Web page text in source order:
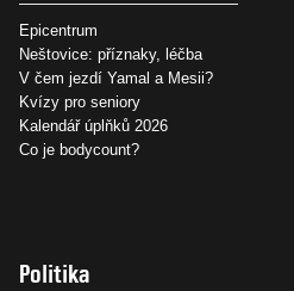
Epicentrum
Neštovice: příznaky, léčba
V čem jezdí Yamal a Mesii?
Kvízy pro seniory
Kalendář úplňků 2026
Co je bodycount?
Politika